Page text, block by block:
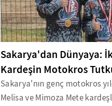
Sakarya'dan Dünyaya:
Kardeşin Motokros
Sakarya'nın genç motokros
Melisa ve Mimoza Mete